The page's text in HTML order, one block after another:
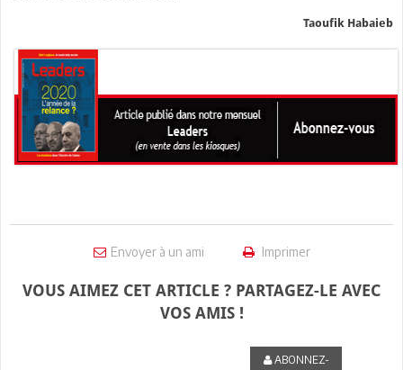
Taoufik Habaieb
Envoyer à un ami Imprimer
VOUS AIMEZ CET ARTICLE ? PARTAGEZ-LE AVEC
VOS AMIS !
ABONNEZ-